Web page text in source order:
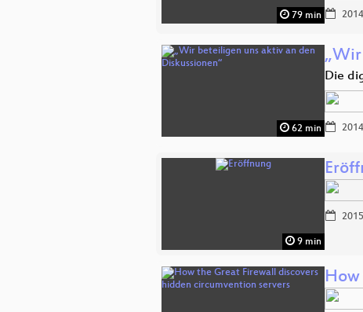
79 min
62 min
„Wir
Die
9 min